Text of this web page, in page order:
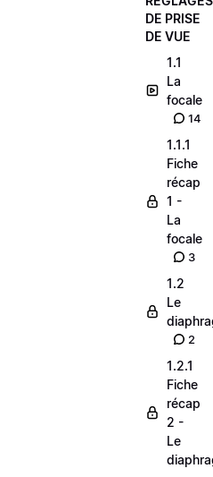
DE PRISE
DE VUE
1.1
La
focale
14
1.1.1
Fiche
récap
1 -
La
focale
3
1.2
Le
2
1.2.1
Fiche
récap
2 -
Le